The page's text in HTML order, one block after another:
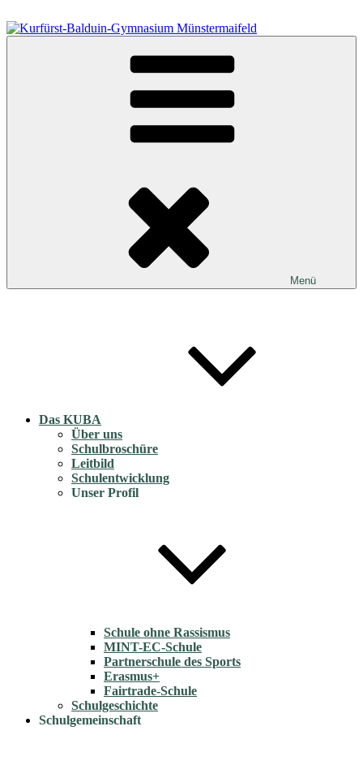
Inhalt
springen
Kurfürst-Balduin-Gymnasium Münstermaifeld
Menü
Das KUBA
Über uns
Schulbroschüre
Leitbild
Schulentwicklung
Unser Profil
Schule ohne Rassismus
MINT-EC-Schule
Partnerschule des Sports
Erasmus+
Fairtrade-Schule
Schulgeschichte
Schulgemeinschaft